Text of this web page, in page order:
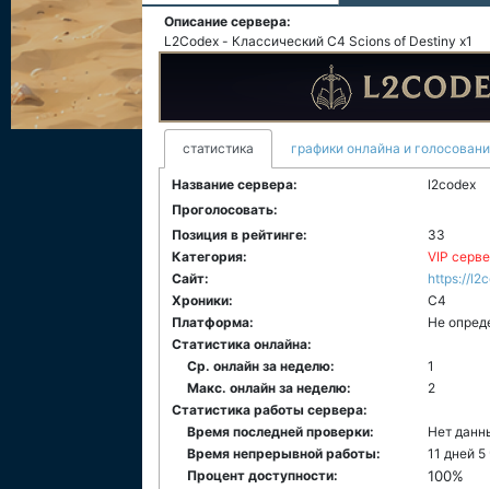
Описание сервера:
L2Codex - Классический C4 Scions of Destiny x1
статистика графики онлайна и
Название сервера:
l2codex
Проголосовать:
Позиция в рейтинге:
33
Категория:
VIP
Сайт:
https://
Хроники:
C4
Платформа:
Не
Статистика онлайна:
Ср. онлайн за неделю:
1
Макс. онлайн за неделю:
2
Статистика работы сервера:
Время последней проверки:
Нет
Время непрерывной работы:
11 дней
Процент доступности:
100%